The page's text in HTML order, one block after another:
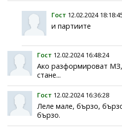
Гост 12.02.2024
и партиите
Гост 12.02.2024 16:48:24
Ако разформироват
стане...
Гост 12.02.2024 16:36:28
Леле мале, бързо,
бързо.